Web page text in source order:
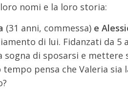
loro nomi e la loro storia:
(31 anni, commessa) e
di lui. Fidanzati da 5
sogna di sposarsi e
tempo pensa che Valeria sia